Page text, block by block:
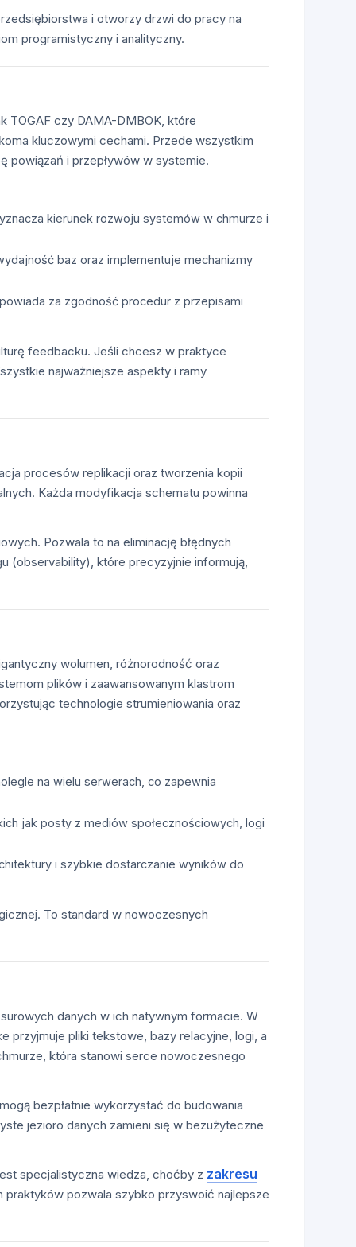
i otworzy drzwi do pracy na
programistyczny i analityczny.
TOGAF czy DAMA-DMBOK, które
kluczowymi cechami. Przede wszystkim
powiązań i przepływów w systemie.
kierunek rozwoju systemów w chmurze i
baz oraz implementuje mechanizmy
za zgodność procedur z przepisami
feedbacku. Jeśli chcesz w praktyce
najważniejsze aspekty i ramy
procesów replikacji oraz tworzenia kopii
Każda modyfikacja schematu powinna
Pozwala to na eliminację błędnych
(observability), które precyzyjnie informują,
wolumen, różnorodność oraz
plików i zaawansowanym klastrom
technologie strumieniowania oraz
na wielu serwerach, co zapewnia
jak posty z mediów społecznościowych, logi
i szybkie dostarczanie wyników do
To standard w nowoczesnych
danych w ich natywnym formacie. W
przyjmuje pliki tekstowe, bazy relacyjne, logi, a
która stanowi serce nowoczesnego
bezpłatnie wykorzystać do budowania
jezioro danych zamieni się w bezużyteczne
specjalistyczna wiedza, choćby z zakresu
pozwala szybko przyswoić najlepsze